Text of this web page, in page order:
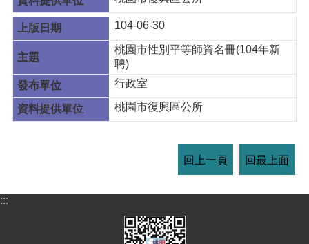
104-06-30
桃園市性別平等師資名冊(104年新
聘)
行政室
桃園市復興區公所
回上一頁 回最上面
:::